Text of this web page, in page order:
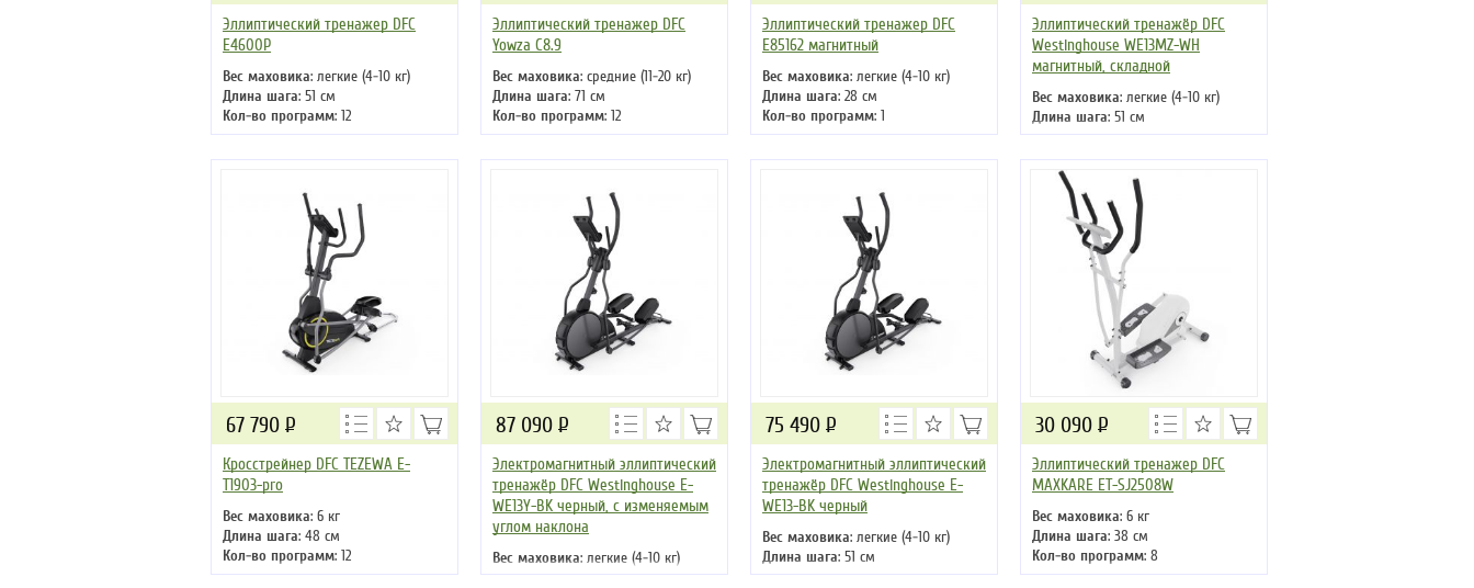
Эллиптический тренажер DFC
E4600P
Вес маховика: легкие (4-10 кг)
Длина шага: 51 см
Кол-во программ: 12
Кол-во уровней: 24
Макс. вес: 150 кг
Эллиптический тренажер DFC
Yowza C8.9
Вес маховика: средние (11-20 кг)
Длина шага: 71 см
Кол-во программ: 12
Кол-во уровней: 16
Макс. вес: 180 кг
Эллиптический тренажер DFC
E85162 магнитный
Вес маховика: легкие (4-10 кг)
Длина шага: 28 см
Кол-во программ: 1
Кол-во уровней: 8
Макс. вес: 110 кг
Эллиптический тренажёр DFC
Westinghouse WE13MZ-WH
магнитный, складной
Вес маховика: легкие (4-10 кг)
Длина шага: 51 см
Кол-во программ: 8
Кол-во уровней: 8
Макс. вес
: 120 кг
Привод : передний
Кросстрейнер DFC TEZEWA E-
T1903-pro
Вес маховика: 6 кг
Длина шага: 48 см
Кол-во программ: 12
Кол-во уровней: 32
67 790 Р
Электромагнитный эллиптический
тренажёр DFC Westinghouse E-
WE13Y-BK черный, с изменяемым
углом наклона
Вес маховика: легкие (4-10 кг)
Длина шага: 51 см
87 090 Р
Электромагнитный эллиптический
тренажёр DFC Westinghouse E-
WE13-BK черный
Вес маховика: легкие (4-10 кг)
Длина шага: 51 см
Кол-во программ: 15
75 490 Р
Эллиптический тренажер DFC
MAXKARE ET-SJ2508W
Вес маховика: 6 кг
Длина шага: 38 см
Кол-во программ: 8
Кол-во уровней: 8
30 090 Р